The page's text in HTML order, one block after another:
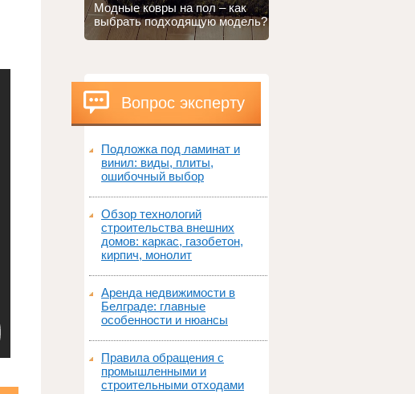
Модные ковры на пол – как
выбрать подходящую модель?
Вопрос эксперту
Подложка под ламинат и
винил: виды, плиты,
ошибочный выбор
Обзор технологий
строительства внешних
домов: каркас, газобетон,
кирпич, монолит
Аренда недвижимости в
Белграде: главные
особенности и нюансы
Правила обращения с
промышленными и
строительными отходами